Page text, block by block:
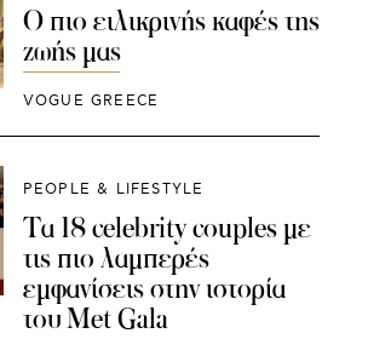
Ο πιο ειλικρινής καφές της
ζωής μας
VOGUE GREECE
PEOPLE & LIFESTYLE
Τα 18 celebrity couples με
τις πιο λαμπερές
εμφανίσεις στην ιστορία
του Met Gala